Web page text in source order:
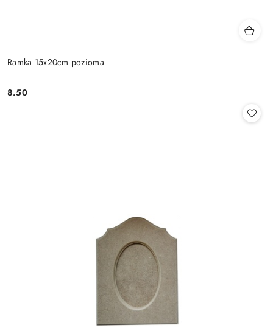
Ramka 15x20cm pozioma
Cena:
8.50